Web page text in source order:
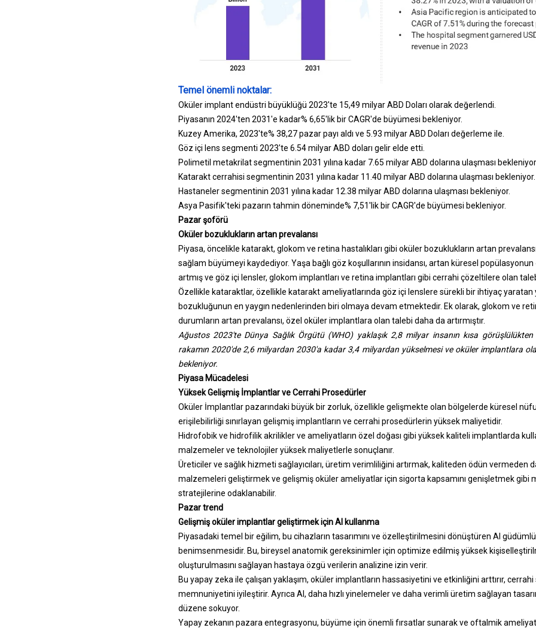
Temel önemli noktalar:
Oküler implant endüstri büyüklüğü 2023'te 15,49 milyar ABD Doları olarak değerlendi.
Piyasanın 2024'ten 2031'e kadar% 6,65'lik bir CAGR'de büyümesi bekleniyor.
Kuzey Amerika, 2023'te% 38,27 pazar payı aldı ve 5.93 milyar ABD Doları değerleme ile.
Göz içi lens segmenti 2023'te 6.54 milyar ABD doları gelir elde etti.
Polimetil metakrilat segmentinin 2031 yılına kadar 7.65 milyar ABD dolarına ulaşması
Katarakt cerrahisi segmentinin 2031 yılına kadar 11.40 milyar ABD dolarına ulaşması bekleniyor.
Hastaneler segmentinin 2031 yılına kadar 12.38 milyar ABD dolarına ulaşması bekleniyor.
Asya Pasifik'teki pazarın tahmin döneminde% 7,51'lik bir CAGR'de büyümesi bekleniyor.
Pazar şoförü
Oküler bozuklukların artan prevalansı
Piyasa, öncelikle katarakt, glokom ve retina hastalıkları gibi oküler bozuklukların artan
sağlam büyümeyi kaydediyor. Yaşa bağlı göz koşullarının insidansı, artan küresel
artmış ve göz içi lensler, glokom implantları ve retina implantları gibi cerrahi çözeltilere olan
Özellikle kataraktlar, özellikle katarakt ameliyatlarında göz içi lenslere sürekli bir ihtiyaç yaratan
bozukluğunun en yaygın nedenlerinden biri olmaya devam etmektedir. Ek olarak, glokom ve
durumların artan prevalansı, özel oküler implantlara olan talebi daha da artırmıştır.
Ağustos 2023'te Dünya Sağlık Örgütü (WHO) yaklaşık 2,8 milyar insanın kısa
rakamın 2020'de 2,6 milyardan 2030'a kadar 3,4 milyardan yükselmesi ve oküler implantlara
bekleniyor.
Piyasa Mücadelesi
Yüksek Gelişmiş İmplantlar ve Cerrahi Prosedürler
Oküler İmplantlar pazarındaki büyük bir zorluk, özellikle gelişmekte olan bölgelerde küresel
erişilebilirliği sınırlayan gelişmiş implantların ve cerrahi prosedürlerin yüksek maliyetidir.
Hidrofobik ve hidrofilik akrilikler ve ameliyatların özel doğası gibi yüksek kaliteli implantlarda
malzemeler ve teknolojiler yüksek maliyetlerle sonuçlanır.
Üreticiler ve sağlık hizmeti sağlayıcıları, üretim verimliliğini artırmak, kaliteden ödün vermeden
malzemeleri geliştirmek ve gelişmiş oküler ameliyatlar için sigorta kapsamını genişletmek gibi
stratejilerine odaklanabilir.
Pazar trend
Gelişmiş oküler implantlar geliştirmek için AI kullanma
Piyasadaki temel bir eğilim, bu cihazların tasarımını ve özelleştirilmesini dönüştüren AI
benimsenmesidir. Bu, bireysel anatomik gereksinimler için optimize edilmiş yüksek
oluşturulmasını sağlayan hastaya özgü verilerin analizine izin verir.
Bu yapay zeka ile çalışan yaklaşım, oküler implantların hassasiyetini ve etkinliğini arttırır,
memnuniyetini iyileştirir. Ayrıca AI, daha hızlı yinelemeler ve daha verimli üretim sağlayan
düzene sokuyor.
Yapay zekanın pazara entegrasyonu, büyüme için önemli fırsatlar sunarak ve oftalmik